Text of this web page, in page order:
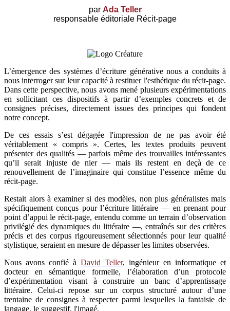
par Ada Teller
responsable éditoriale Récit-page
L’émergence des systèmes d’écriture générative nous a conduits à
nous interroger sur leur capacité à restituer l'esthétique du récit-page.
Dans cette perspective, nous avons mené plusieurs expérimentations
en sollicitant ces dispositifs à partir d’exemples concrets et de
consignes précises, directement issues des principes qui fondent
notre concept.
De ces essais s’est dégagée l'impression de ne pas avoir été
véritablement « compris ». Certes, les textes produits peuvent
présenter des qualités — parfois même des trouvailles intéressantes
qu’il serait injuste de nier — mais ils restent en deçà de ce
renouvellement de l’imaginaire qui constitue l’essence même du
récit-page.
Restait alors à examiner si des modèles, non plus généralistes mais
spécifiquement conçus pour l’écriture littéraire — en prenant pour
point d’appui le récit-page, entendu comme un terrain d’observation
privilégié des dynamiques du littéraire —, entraînés sur des critères
précis et des corpus rigoureusement sélectionnés pour leur qualité
stylistique, seraient en mesure de dépasser les limites observées.
Nous avons confié à David Teller, ingénieur en informatique et
docteur en sémantique formelle, l’élaboration d’un protocole
d’expérimentation visant à construire un banc d’apprentissage
littéraire. Celui-ci repose sur un corpus structuré autour d’une
trentaine de consignes à respecter parmi lesquelles la fantaisie de
langage, le suggestif, l'imagé.